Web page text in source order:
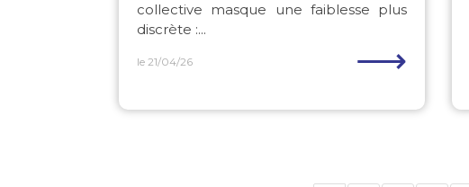
collective masque une faiblesse plus
discrète :...
le 21/04/26 ⟶